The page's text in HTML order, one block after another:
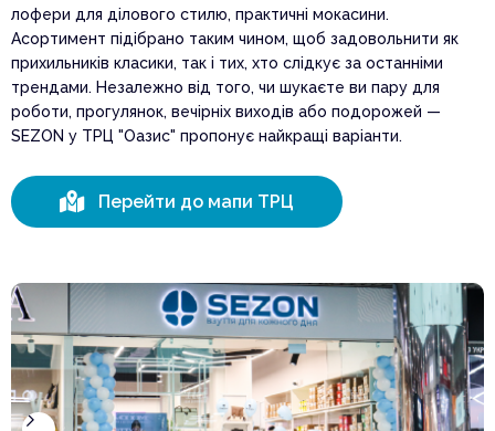
лофери для ділового стилю, практичні мокасини.
Асортимент підібрано таким чином, щоб задовольнити як
прихильників класики, так і тих, хто слідкує за останніми
трендами. Незалежно від того, чи шукаєте ви пару для
роботи, прогулянок, вечірніх виходів або подорожей —
SEZON у ТРЦ "Оазис" пропонує найкращі варіанти.
 Перейти до мапи ТРЦ